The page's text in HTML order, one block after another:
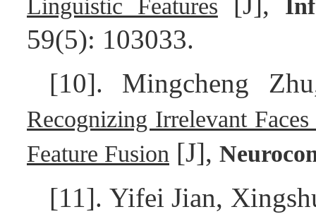
Linguistic Features
59(5): 103033.
[10]. Mingcheng
Recognizing Irrelevant
Feature Fusion [J],
[11]. Yifei Jian,